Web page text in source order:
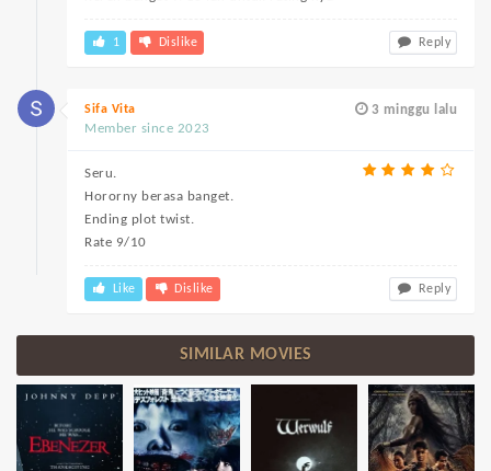
1 Dislike Reply
3 minggu lalu
Sifa Vita
Member since 2023
Seru.
Hororny berasa banget.
Ending plot twist.
Rate 9/10
Like Dislike Reply
SIMILAR MOVIES